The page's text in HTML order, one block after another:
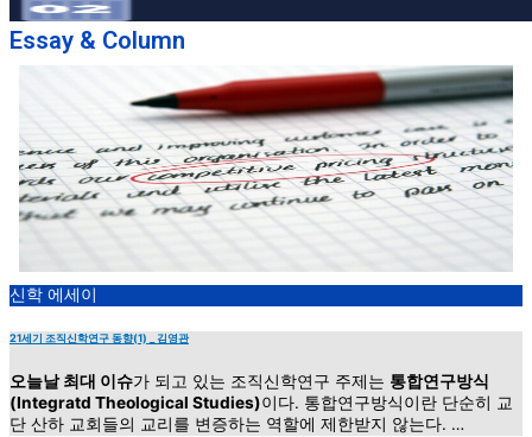
Essay & Column
신학 에세이
21세기 조직신학연구 동향(1) _ 김영관
오늘날 최대 이슈가 되고 있는 조직신학연구 주제는 통합연구방식
(Integratd Theological Studies)이다. 통합연구방식이란 단순히 교
단 산하 교회들의 교리를 변증하는 역할에 제한받지 않는다. …